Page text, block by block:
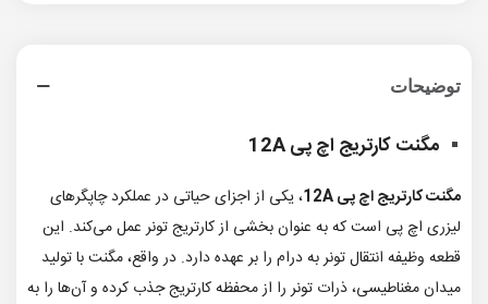
توضیحات
مگنت کارتریج اچ پی 12A
مگنت کارتریج اچ پی 12A
، یکی از اجزای حیاتی در عملکرد چاپگرهای
لیزری اچ پی است که به عنوان بخشی از کارتریج تونر عمل می‌کند. این
قطعه وظیفه انتقال تونر به درام را بر عهده دارد. در واقع، مگنت با تولید
میدان مغناطیسی، ذرات تونر را از محفظه کارتریج جذب کرده و آن‌ها را به